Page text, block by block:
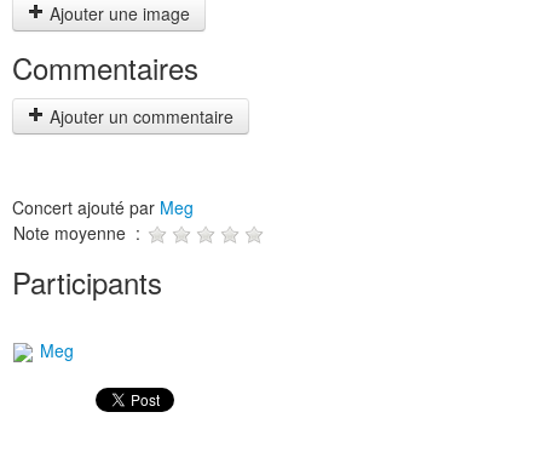
Ajouter une image
Commentaires
Ajouter un commentaire
Concert ajouté par Meg
Note moyenne :
Participants
Meg